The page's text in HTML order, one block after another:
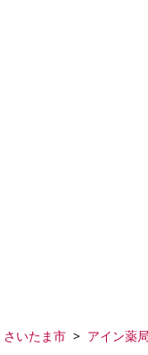
さいたま市 アイン薬